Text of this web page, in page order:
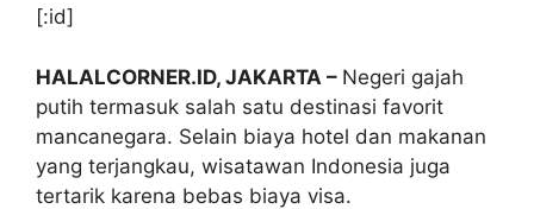
[:id]
HALALCORNER.ID, JAKARTA – Negeri gajah
putih termasuk salah satu destinasi favorit
mancanegara. Selain biaya hotel dan makanan
yang terjangkau, wisatawan Indonesia juga
tertarik karena bebas biaya visa.